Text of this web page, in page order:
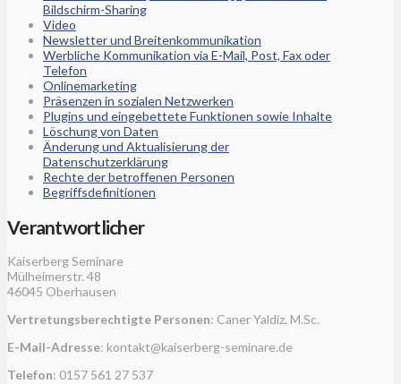
Bildschirm-Sharing
Video
Newsletter und Breitenkommunikation
Werbliche Kommunikation via E-Mail, Post, Fax oder
Telefon
Onlinemarketing
Präsenzen in sozialen Netzwerken
Plugins und eingebettete Funktionen sowie Inhalte
Löschung von Daten
Änderung und Aktualisierung der
Datenschutzerklärung
Rechte der betroffenen Personen
Begriffsdefinitionen
Verantwortlicher
Kaiserberg Seminare
Mülheimerstr. 48
46045 Oberhausen
Vertretungsberechtigte Personen: Caner Yaldiz, M.Sc.
E-Mail-Adresse: kontakt@kaiserberg-seminare.de
Telefon: 0157 561 27 537